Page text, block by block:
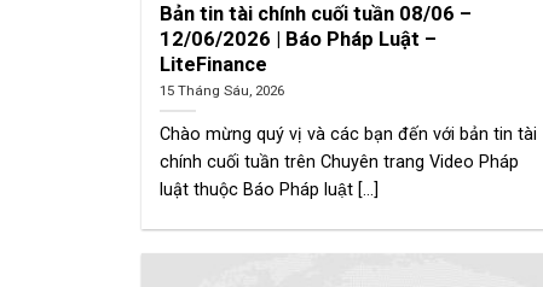
Bản tin tài chính cuối tuần 08/06 –
12/06/2026 | Báo Pháp Luật –
LiteFinance
15 Tháng Sáu, 2026
Chào mừng quý vị và các bạn đến với bản tin tài
chính cuối tuần trên Chuyên trang Video Pháp
luật thuộc Báo Pháp luật [...]